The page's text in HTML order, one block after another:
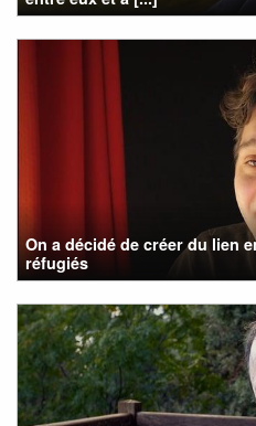
On a décidé de créer du lien
réfugiés